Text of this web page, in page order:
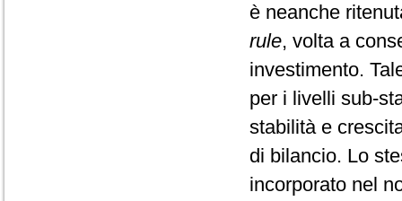
è neanche
rule, volta a
investimento.
per i livelli sub-
stabilità e
di bilancio. Lo
incorporato nel